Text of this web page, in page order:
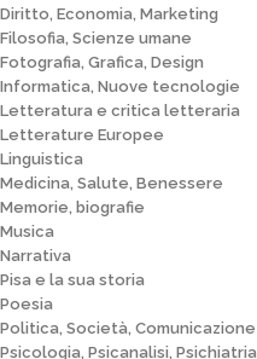
Diritto, Economia, Marketing
Filosofia, Scienze umane
Fotografia, Grafica, Design
Informatica, Nuove tecnologie
Letteratura e critica letteraria
Letterature Europee
Linguistica
Medicina, Salute, Benessere
Memorie, biografie
Musica
Narrativa
Pisa e la sua storia
Poesia
Politica, Società, Comunicazione
Psicologia, Psicanalisi, Psichiatria